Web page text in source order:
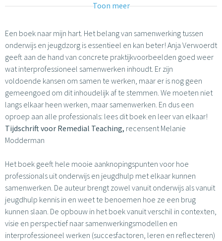
Toon meer
Een boek naar mijn hart. Het belang van samenwerking tussen
onderwijs en jeugdzorg is essentieel en kan beter! Anja Verwoerdt
geeft aan de hand van concrete praktijkvoorbeelden goed weer
wat interprofessioneel samenwerken inhoudt. Er zijn
voldoende kansen om samen te werken, maar er is nog geen
gemeengoed om dit inhoudelijk af te stemmen. We moeten niet
langs elkaar heen werken, maar samenwerken. En dus een
oproep aan alle professionals: lees dit boek en leer van elkaar!
Tijdschrift voor Remedial Teaching, recensent Melanie
Modderman
Het boek geeft hele mooie aanknopingspunten voor hoe
professionals uit onderwijs en jeugdhulp met elkaar kunnen
samenwerken. De auteur brengt zowel vanuit onderwijs als vanuit
jeugdhulp kennis in en weet te benoemen hoe ze een brug
kunnen slaan. De opbouw in het boek vanuit verschil in contexten,
visie en perspectief naar samenwerkingsmodellen en
interprofessioneel werken (succesfactoren, leren en reflecteren)